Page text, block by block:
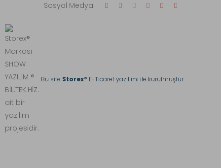
Bu site Storex® E-Ticaret yazılımı ile kurulmuştur.
Sosyal Medya: